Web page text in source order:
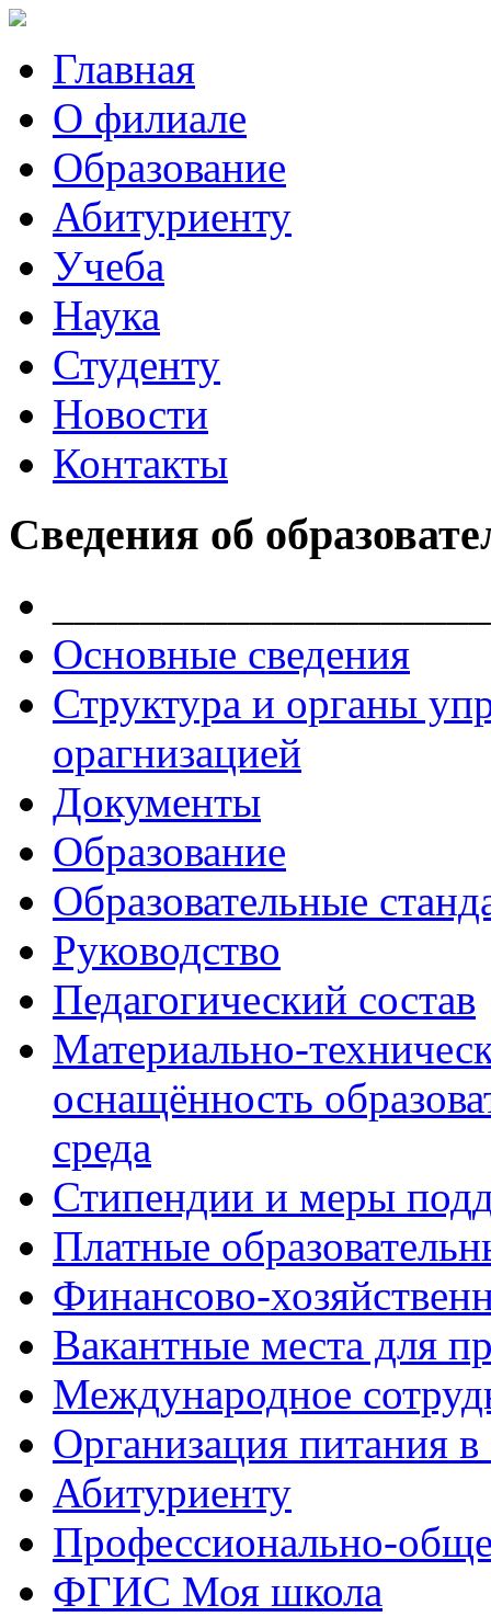
Главная
О филиале
Образование
Абитуриенту
Учеба
Наука
Студенту
Новости
Контакты
Сведения об
Основные сведения
Структура и органы
орагнизацией
Документы
Образование
Образовательные
Руководство
Педагогический состав
Материально-
оснащённость
среда
Стипендии и меры
Платные
Финансово-
Вакантные места для
Международное
Организация питания в
Абитуриенту
Профессионально-
ФГИС Моя школа